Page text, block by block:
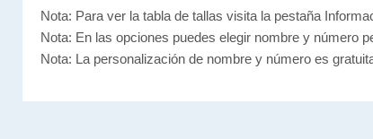
Nota: Para ver la tabla de tallas visita la pestaña
Nota: En las opciones puedes elegir nombre y número
Nota: La personalización de nombre y número es